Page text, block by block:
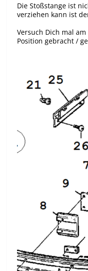
Die Stoßstange ist
verziehen kann ist
Versuch Dich mal
Position gebracht /